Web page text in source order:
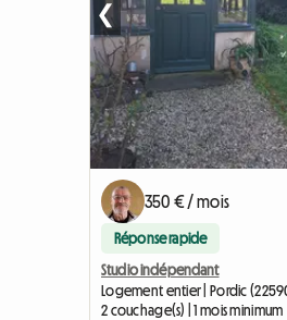
❮
350 € / mois
Réponse rapide
Studio indépendant
Logement entier | Pordic
2 couchage(s) | 1 mois minimum